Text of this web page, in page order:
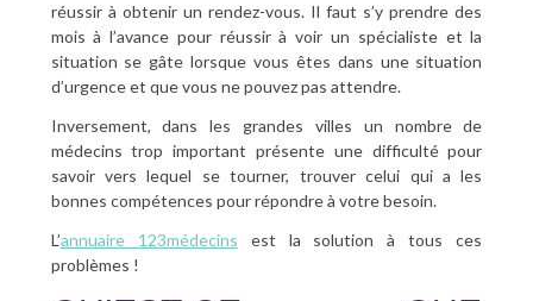
réussir à obtenir un rendez-vous. Il faut s’y prendre des
mois à l’avance pour réussir à voir un spécialiste et la
situation se gâte lorsque vous êtes dans une situation
d’urgence et que vous ne pouvez pas attendre.
Inversement, dans les grandes villes un nombre de
médecins trop important présente une difficulté pour
savoir vers lequel se tourner, trouver celui qui a les
bonnes compétences pour répondre à votre besoin.
L’annuaire 123médecins est la solution à tous ces
problèmes !